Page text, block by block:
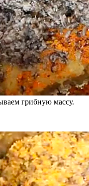
грибную массу.